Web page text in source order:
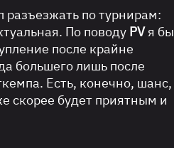
разъезжать по турнирам:
По поводу PVя бы
после крайне
большего лишь после
Есть, конечно, шанс,
скорее будет приятным и